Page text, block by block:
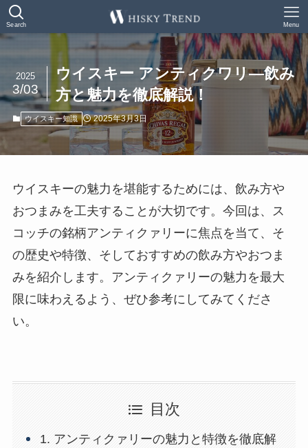
Search Menu
ウイスキー アンティクワリ—飲み
方と魅力を徹底解説！
2025
3/03
ウイスキー知識 2025年3月3日
ウイスキーの魅力を堪能するためには、飲み方や
おつまみを工夫することが大切です。今回は、ス
コッチの銘柄アンティクァリーに焦点を当て、そ
の歴史や特徴、そしておすすめの飲み方やおつま
みを紹介します。アンティクァリーの魅力を最大
限に味わえるよう、ぜひ参考にしてみてくださ
い。
目次
1. アンティクァリーの魅力と特徴を徹底解